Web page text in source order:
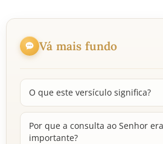
Vá mais fundo
O que este versículo significa?
Por que a consulta ao Senhor
importante?